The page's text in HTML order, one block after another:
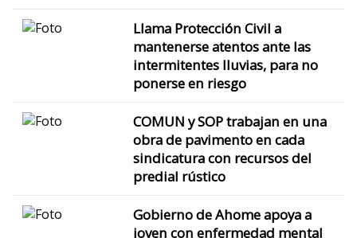
Llama Protección Civil a
mantenerse atentos ante las
intermitentes lluvias, para no
ponerse en riesgo
COMUN y SOP trabajan en una
obra de pavimento en cada
sindicatura con recursos del
predial rústico
Gobierno de Ahome apoya a
joven con enfermedad mental